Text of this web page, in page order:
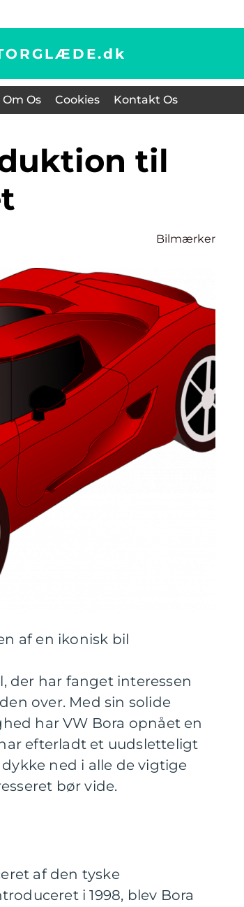
dk
Om Os Cookies Kontakt Os
Bilmærker
af en ikonisk bil
der har fanget interessen
over. Med sin solide
har VW Bora opnået en
efterladt et uudsletteligt
ned i alle de vigtige
bør vide.
af den tyske
i 1998, blev Bora